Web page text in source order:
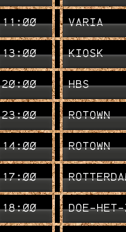
11:00 VARIA
13:00 KIOSK
20:00 HBS
23:00 ROTOWN
14:00 ROTOWN
17:00
18:00 DOE-HET-